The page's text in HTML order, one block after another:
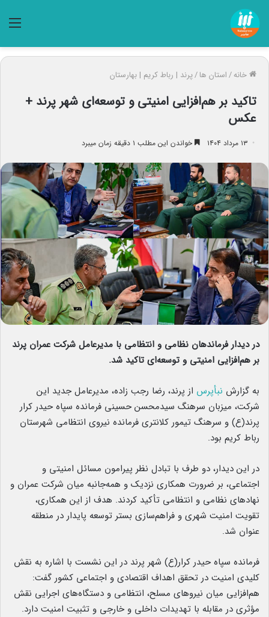
خانه/استان ها/پرند | رباط کریم | بهارستان
تاکید بر هم‌افزایی امنیتی و توسعه‌ای شهر پرند +
عکس
۱۳ مرداد ۱۴۰۴ خواندن این مطلب ۱ دقیقه زمان میبرد
در دیدار فرماندهان نظامی و انتظامی با مدیرعامل شرکت عمران پرند
بر هم‌افزایی امنیتی و توسعه‌ای تاکید شد.
به گزارش نبأپرس از پرند، رضا رجب زاده، مدیرعامل جدید این
شرکت، میزبان سرهنگ سیدمحسن حسینی فرمانده سپاه حیدر کرار
پرند(ع) و سرهنگ تیمور کلانتری فرمانده نیروی انتظامی شهرستان
رباط کریم بود.
در این دیدار، دو طرف با تبادل نظر پیرامون مسائل امنیتی و
اجتماعی، بر ضرورت همکاری نزدیک و همه‌جانبه میان شرکت عمران و
نهادهای نظامی و انتظامی تأکید کردند. هدف از این همکاری،
تقویت امنیت شهری و فراهم‌سازی بستر توسعه پایدار در منطقه
عنوان شد.
فرمانده سپاه حیدر کرار(ع) شهر پرند در این نشست با اشاره به نقش
کلیدی امنیت در تحقق اهداف اقتصادی و اجتماعی کشور گفت:
هم‌افزایی میان نیروهای مسلح، انتظامی و دستگاه‌های اجرایی نقش
مؤثری در مقابله با تهدیدات داخلی و خارجی و تثبیت امنیت دارد.